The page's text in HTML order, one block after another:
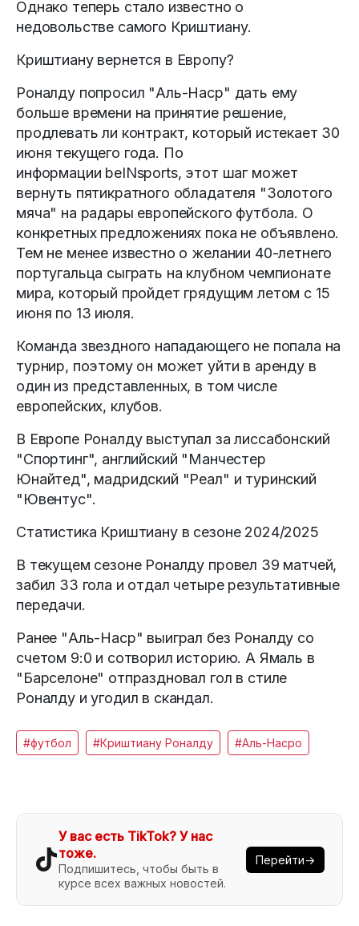
Однако теперь стало известно о
недовольстве самого Криштиану.
Криштиану вернется в Европу?
Роналду попросил "Аль-Наср" дать ему
больше времени на принятие решение,
продлевать ли контракт, который истекает 30
июня текущего года. По
информации beINsports, этот шаг может
вернуть пятикратного обладателя "Золотого
мяча" на радары европейского футбола. О
конкретных предложениях пока не объявлено.
Тем не менее известно о желании 40-летнего
португальца сыграть на клубном чемпионате
мира, который пройдет грядущим летом с 15
июня по 13 июля.
Команда звездного нападающего не попала на
турнир, поэтому он может уйти в аренду в
один из представленных, в том числе
европейских, клубов.
В Европе Роналду выступал за лиссабонский
"Спортинг", английский "Манчестер
Юнайтед", мадридский "Реал" и туринский
"Ювентус".
Статистика Криштиану в сезоне 2024/2025
В текущем сезоне Роналду провел 39 матчей,
забил 33 гола и отдал четыре результативные
передачи.
Ранее "Аль-Наср" выиграл без Роналду со
счетом 9:0 и сотворил историю. А Ямаль в
"Барселоне" отпраздновал гол в стиле
Роналду и угодил в скандал.
#футбол #Криштиану Роналду #Аль-Насро
У вас есть TikTok? У нас
тоже.
Подпишитесь, чтобы быть в
курсе всех важных новостей.
Перейти→